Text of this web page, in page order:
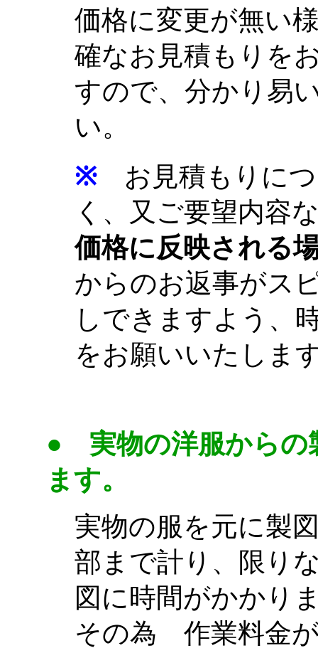
価格に変更が無い
確なお見積もりを
すので、分かり易
い。
※ お見積もりに
く、又ご要望内容
価格に反映される
からのお返事がス
しできますよう、
をお願いいたしま
● 実物の洋服から
ます。
実物の服を元に製
部まで計り、限り
図に時間がかかり
その為 作業料金